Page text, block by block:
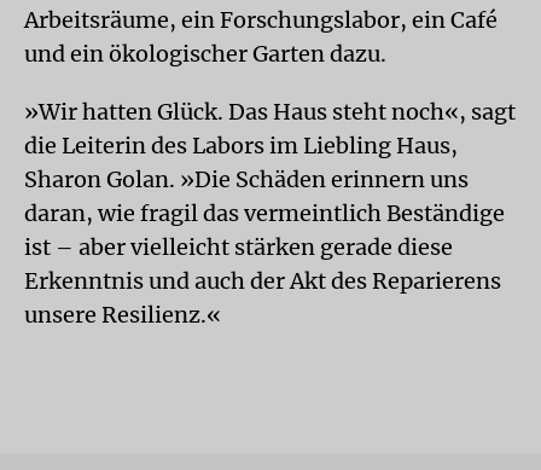
Arbeitsräume, ein Forschungslabor, ein Café
und ein ökologischer Garten dazu.
»Wir hatten Glück. Das Haus steht noch«, sagt
die Leiterin des Labors im Liebling Haus,
Sharon Golan. »Die Schäden erinnern uns
daran, wie fragil das vermeintlich Beständige
ist – aber vielleicht stärken gerade diese
Erkenntnis und auch der Akt des Reparierens
unsere Resilienz.«